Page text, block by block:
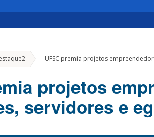
» UFSC premia projetos
projetos
servidores e